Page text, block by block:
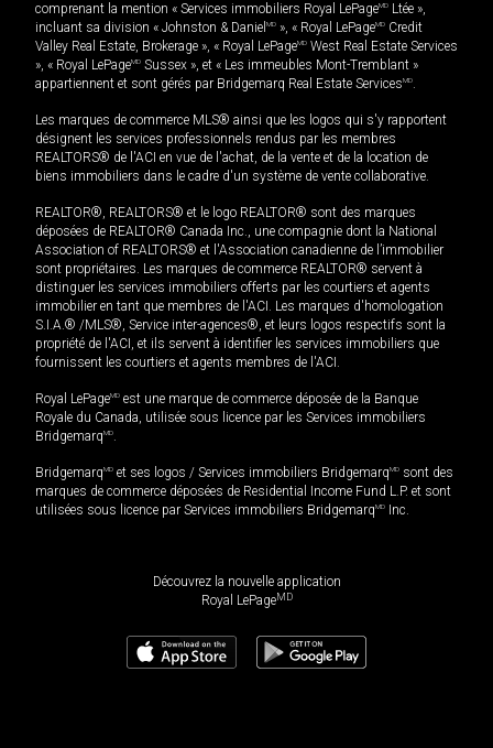
comprenant la mention « Services immobiliers Royal LePageMD Ltée »,
incluant sa division « Johnston & Daniel MD », « Royal LePageMD Credit
Valley Real Estate, Brokerage », « Royal LePageMD West Real Estate Services
», « Royal LePageMD Sussex », et « Les immeubles Mont-Tremblant »
appartiennent et sont gérés par Bridgemarq Real Estate ServicesMD.
Les marques de commerce MLS® ainsi que les logos qui s'y rapportent
désignent les services professionnels rendus par les membres
REALTORS® de l'ACI en vue de l'achat, de la vente et de la location de
biens immobiliers dans le cadre d'un système de vente collaborative.
REALTOR®, REALTORS® et le logo REALTOR® sont des marques
déposées de REALTOR® Canada Inc., une compagnie dont la National
Association of REALTORS® et l'Association canadienne de l’immobilier
sont propriétaires. Les marques de commerce REALTOR® servent à
distinguer les services immobiliers offerts par les courtiers et agents
immobilier en tant que membres de l'ACI. Les marques d'homologation
S.I.A.® /MLS®, Service inter-agences®, et leurs logos respectifs sont la
propriété de l'ACI, et ils servent à identifier les services immobiliers que
fournissent les courtiers et agents membres de l'ACI.
Royal LePageMD est une marque de commerce déposée de la Banque
Royale du Canada, utilisée sous licence par les Services immobiliers
BridgemarqMD.
BridgemarqMD et ses logos / Services immobiliers BridgemarqMD sont des
marques de commerce déposées de Residential Income Fund L.P. et sont
utilisées sous licence par Services immobiliers BridgemarqMD Inc.
Découvrez la nouvelle application
Royal LePageMD